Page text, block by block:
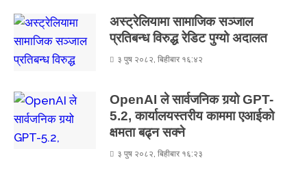
अस्ट्रेलियामा सामाजिक सञ्जाल
प्रतिबन्ध विरुद्ध रेडिट पुग्यो अदालत
३ पुष २०८२, बिहीबार १६:४२
OpenAI ले सार्वजनिक गर्‍यो GPT-
5.2, कार्यालयस्तरीय काममा एआईको
क्षमता बढ्न सक्ने
३ पुष २०८२, बिहीबार १६:२३